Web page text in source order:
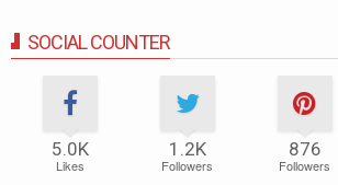
SOCIAL COUNTER
5.0Κ
Likes
1.2Κ
Followers
876
Followers